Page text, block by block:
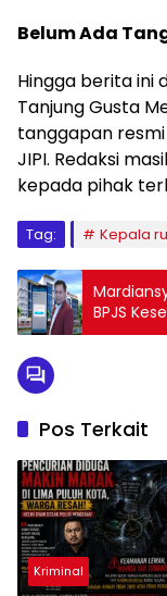
Belum Ada
Hingga berita ini
Tanjung Gusta
tanggapan
JIPI. Redaksi
kepada pihak
Tag: Kepala
BPJS
Hadapi
Pos Terkait
Kriminal